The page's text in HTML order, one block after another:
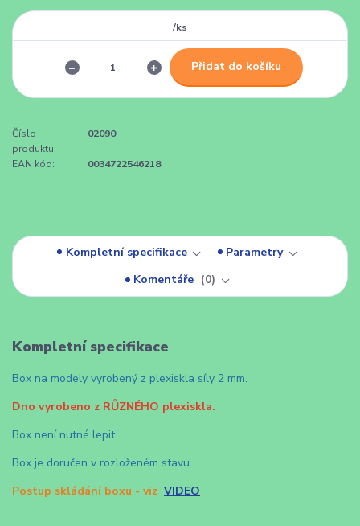
/ks
Přidat do košíku
Číslo
produktu:
02090
EAN kód: 0034722546218
Kompletní specifikace
Parametry
Komentáře
0
Kompletní specifikace
Box na modely vyrobený z plexiskla síly 2 mm.
Dno vyrobeno z RŮZNÉHO plexiskla.
Box není nutné lepit.
Box je doručen v rozloženém stavu.
Postup skládání boxu - viz VIDEO.